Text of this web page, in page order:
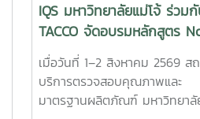
IQS มหาวิทยาลัยแม่โจ้ ร่วม
TACCO จัดอบรมหลักสูตร
Degree พัฒนาผู้ประกอบการโ
สร้างสรรค์ ยกระดับการแปร
ช็อกโกแลตไทยสู่มาตรฐานส
เมื่อวันที่ 1–2 สิงหาคม 2569 ส
บริการตรวจสอบคุณภาพและ
มาตรฐานผลิตภัณฑ์ มหาวิทยาลั